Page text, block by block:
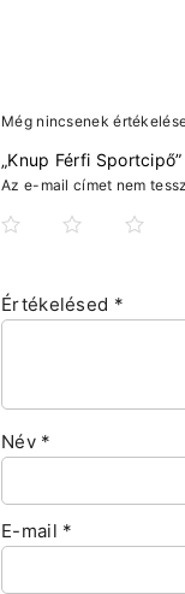
Még nincsenek
„Knup Férfi
Az e-mail címet nem
Értékelésed *
Név *
E-mail *